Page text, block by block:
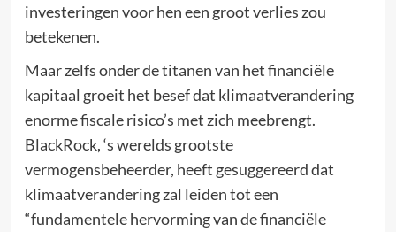
investeringen voor hen een groot verlies zou
betekenen.
Maar zelfs onder de titanen van het financiële
kapitaal groeit het besef dat klimaatverandering
enorme fiscale risico’s met zich meebrengt.
BlackRock, ‘s werelds grootste
vermogensbeheerder, heeft gesuggereerd dat
klimaatverandering zal leiden tot een
“fundamentele hervorming van de financiële